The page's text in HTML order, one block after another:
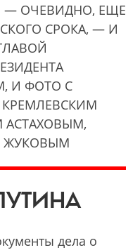
ОЧЕВИДНО, ЕЩЕ
СРОКА, — И
И ФОТО С
ЖУКОВЫМ
дела о